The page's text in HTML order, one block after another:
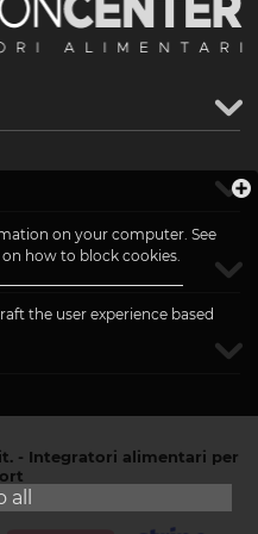
- Integratori alimentari per
on your computer. See
how to block cookies.
the user experience based
all